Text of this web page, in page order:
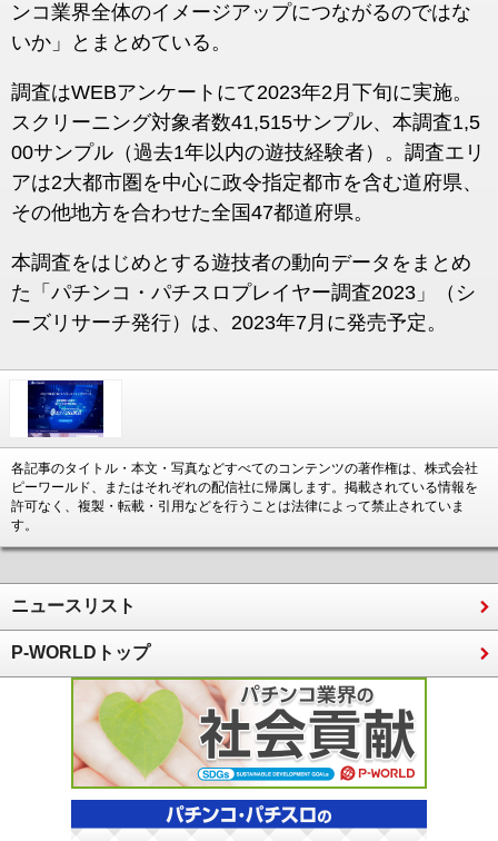
ンコ業界全体のイメージアップにつながるのではな
いか」とまとめている。
調査はWEBアンケートにて2023年2月下旬に実施。
スクリーニング対象者数41,515サンプル、本調査1,5
00サンプル（過去1年以内の遊技経験者）。調査エリ
アは2大都市圏を中心に政令指定都市を含む道府県、
その他地方を合わせた全国47都道府県。
本調査をはじめとする遊技者の動向データをまとめ
た「パチンコ・パチスロプレイヤー調査2023」（シ
ーズリサーチ発行）は、2023年7月に発売予定。
各記事のタイトル・本文・写真などすべてのコンテンツの著作権は、株式会社
ピーワールド、またはそれぞれの配信社に帰属します。掲載されている情報を
許可なく、複製・転載・引用などを行うことは法律によって禁止されていま
す。
ニュースリスト
P-WORLDトップ